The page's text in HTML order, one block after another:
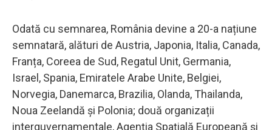
Odată cu semnarea, România devine a 20-a națiune
semnatară, alături de Austria, Japonia, Italia, Canada,
Franța, Coreea de Sud, Regatul Unit, Germania,
Israel, Spania, Emiratele Arabe Unite, Belgiei,
Norvegia, Danemarca, Brazilia, Olanda, Thailanda,
Noua Zeelandă și Polonia; două organizații
interguvernamentale, Agenția Spațială Europeană și